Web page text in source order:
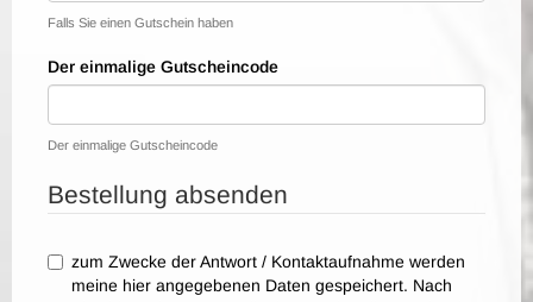
Falls Sie einen Gutschein haben
Der einmalige Gutscheincode
Der einmalige Gutscheincode
Bestellung absenden
zum Zwecke der Antwort / Kontaktaufnahme werden
meine hier angegebenen Daten gespeichert. Nach